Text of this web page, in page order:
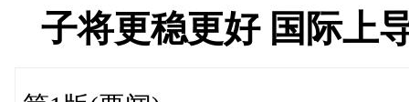
子将更稳更好 国际上